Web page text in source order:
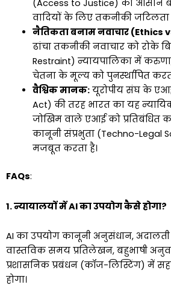
(Access to Justice) को आसान
वादियों के लिए तकनीकी जटिलता
नैतिकता बनाम नवाचार (Ethics
ढांचा तकनीकी नवाचार को रोके
Restraint) न्यायपालिका में
चेतना के मूल्य को पुनर्स्थापित
वैश्विक मानक:यूरोपीय संघ के
Act) की तरह भारत का यह
जोखिम वाले एआई को प्रतिबंधित
कानूनी संप्रभुता (Techno-Legal
मजबूत करता है।
FAQs:
1. न्यायालयों में AI का उपयोग कैसे होगा?
AI का उपयोग कानूनी अनुसंधान, अदालती
वास्तविक समय प्रतिलेखन, बहुभाषी
प्रशासनिक प्रबंधन (कॉज-लिस्टिंग) में
होगा।